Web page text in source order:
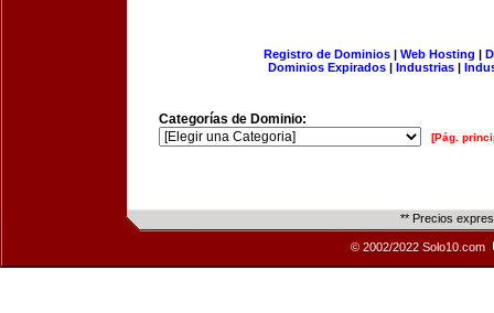
Registro de Dominios| Web Hosting |
Dominios Expirados | Industrias |
Categorías de Dominio:
[Pág.
** Precios
© 2002/2022 Solo10.com